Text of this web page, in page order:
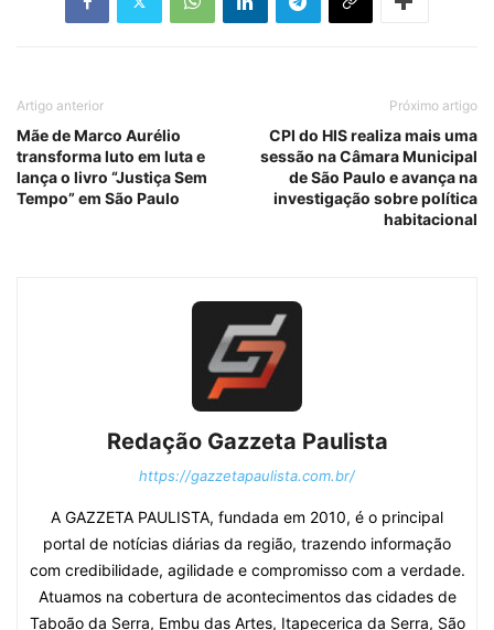
Artigo anterior
Mãe de Marco Aurélio
transforma luto em luta e
lança o livro “Justiça Sem
Tempo” em São Paulo
Próximo artigo
CPI do HIS realiza mais uma
sessão na Câmara Municipal
de São Paulo e avança na
investigação sobre política
habitacional
Redação Gazzeta Paulista
https://gazzetapaulista.com.br/
A GAZZETA PAULISTA, fundada em 2010, é o principal
portal de notícias diárias da região, trazendo informação
com credibilidade, agilidade e compromisso com a verdade.
Atuamos na cobertura de acontecimentos das cidades de
Taboão da Serra, Embu das Artes, Itapecerica da Serra, São